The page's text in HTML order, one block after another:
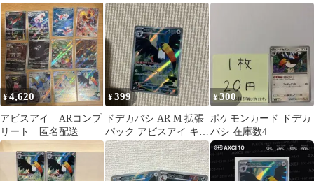
092/081
¥4,620
アビスアイ ARコンプ
リート 匿名配送
¥399
ドデカバシ AR M 拡張
パック アビスアイ キラ
092/081
¥300
ポケモンカード ドデカ
バシ 在庫数4